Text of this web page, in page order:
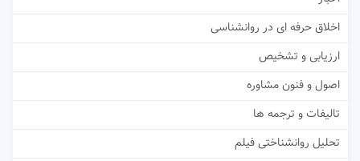
اخلاق حرفه ای در روانشناسی
ارزیابی و تشخیص
اصول و فنون مشاوره
تالیفات و ترجمه ها
تحلیل روانشناختی فیلم